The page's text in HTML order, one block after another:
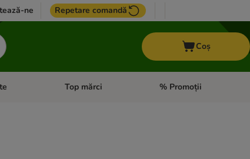
ne Repetare comandă
Coș
cu categorii: CaiDeschideți meniul cu categorii: + VET Diete
Top mărci Deschideți meniul cu
% Promoții